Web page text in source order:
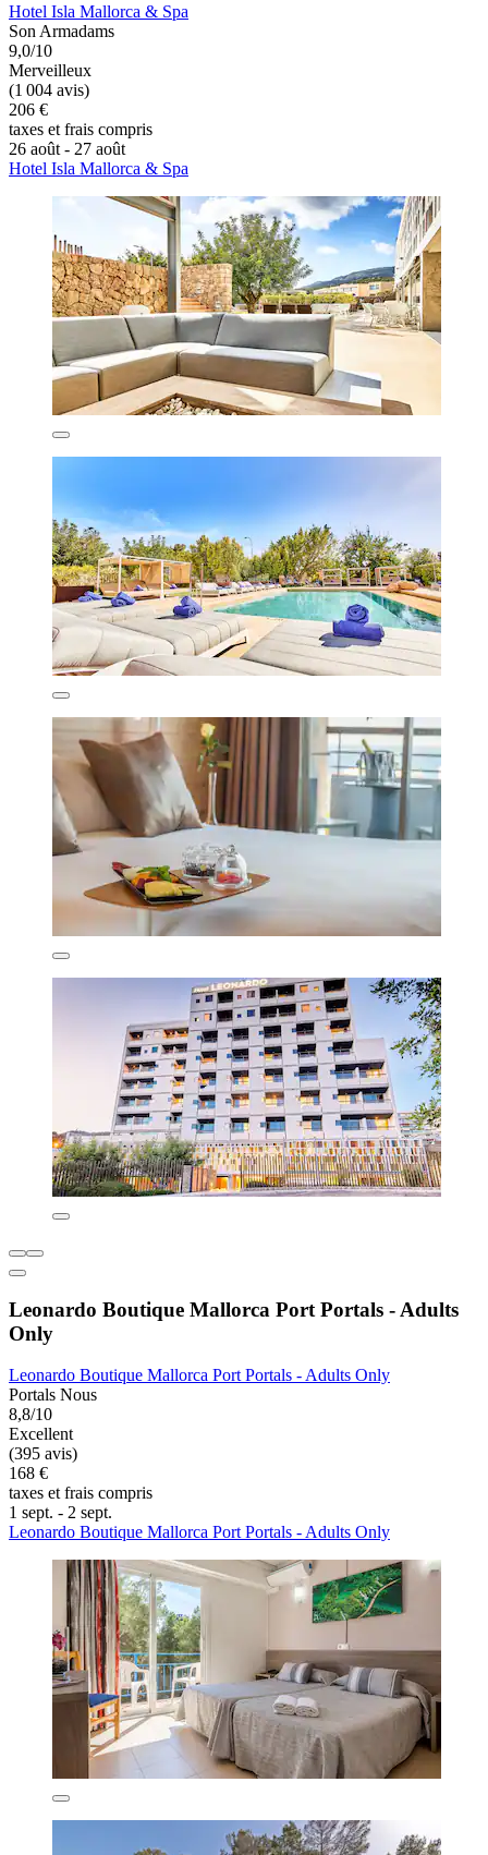
Hotel Isla Mallorca & Spa
Son Armadams
9,0/10
Merveilleux
(1 004 avis)
206 €
taxes et frais compris
26 août - 27 août
Hotel Isla Mallorca & Spa
Leonardo Boutique Mallorca Port Portals - Adults
Only
Leonardo Boutique Mallorca Port Portals - Adults Only
Portals Nous
8,8/10
Excellent
(395 avis)
168 €
taxes et frais compris
1 sept. - 2 sept.
Leonardo Boutique Mallorca Port Portals - Adults Only